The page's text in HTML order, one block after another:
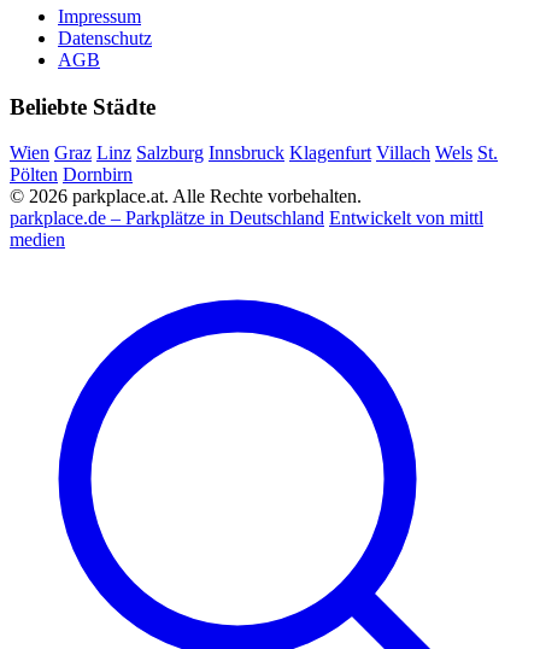
Impressum
Datenschutz
AGB
Beliebte Städte
Wien Graz Linz Salzburg Innsbruck Klagenfurt Villach Wels St.
Pölten Dornbirn
© 2026 parkplace.at. Alle Rechte vorbehalten.
parkplace.de – Parkplätze in Deutschland Entwickelt von mittl
medien